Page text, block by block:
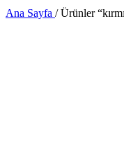
Ana Sayfa / Ürünler